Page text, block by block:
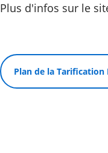
Plus d'infos sur le
Plan de la